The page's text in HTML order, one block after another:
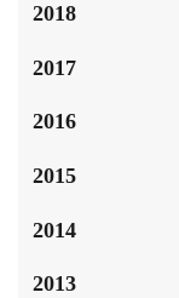
2018
2017
2016
2015
2014
2013